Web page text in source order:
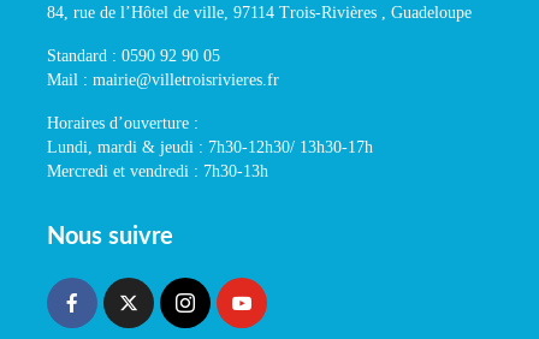
84, rue de l’Hôtel de ville, 97114 Trois-Rivières , Guadeloupe
Standard : 0590 92 90 05
Mail : mairie@villetroisrivieres.fr
Horaires d’ouverture :
Lundi, mardi & jeudi : 7h30-12h30/ 13h30-17h
Mercredi et vendredi : 7h30-13h
Nous suivre